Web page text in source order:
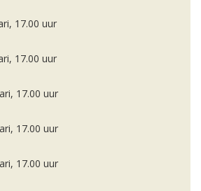
17.00 uur
17.00 uur
17.00 uur
17.00 uur
17.00 uur